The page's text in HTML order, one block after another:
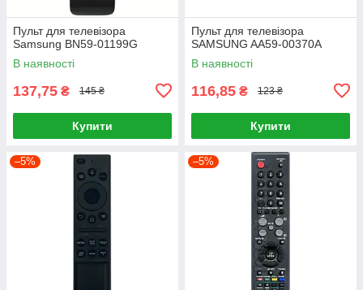
Пульт для телевізора
Samsung BN59-01199G
В наявності
137,75 ₴ 145 ₴
Купити
Пульт для телевізора
SAMSUNG AA59-00370A
В наявності
116,85 ₴ 123 ₴
Купити
–5% –5%